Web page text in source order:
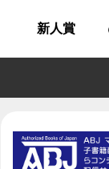
新人賞